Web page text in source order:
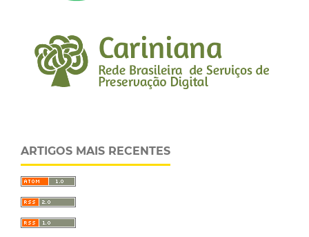
ARTIGOS MAIS RECENTES